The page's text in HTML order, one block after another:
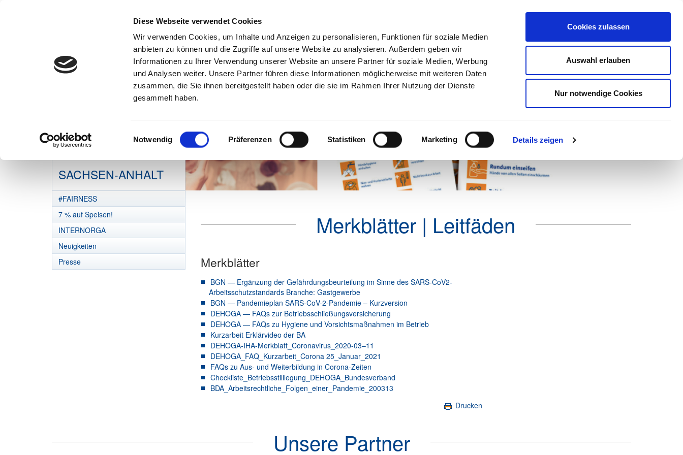
Diese Webseite verwendet Cookies
Wir verwenden Cookies, um Inhalte und Anzeigen zu personalisieren, Funktionen für soziale Medien
anbieten zu können und die Zugriffe auf unsere Website zu analysieren. Außerdem geben wir
Informationen zu Ihrer Verwendung unserer Website an unsere Partner für soziale Medien, Werbung
und Analysen weiter. Unsere Partner führen diese Informationen möglicherweise mit weiteren Daten
zusammen, die Sie ihnen bereitgestellt haben oder die sie im Rahmen Ihrer Nutzung der Dienste
gesammelt haben.
Einwilligungsauswahl
Notwendig Präferenzen Statistiken Marketing Details zeigen
Cookies zulassen
Auswahl erlauben
Nur notwendige Cookies
Aktuelles Über uns Marketing Mein DEHOGA
DEHOGA
SACHSEN-ANHALT
#FAIRNESS
7 % auf Speisen!
INTERNORGA
Neuigkeiten
Presse
Merkblätter | Leitfäden
Merkblätter
BGN — Ergänzung der Gefährdungsbeurteilung im Sinne des SARS-CoV2-
Arbeitsschutzstandards Branche: Gastgewerbe
BGN — Pandemieplan SARS-CoV-2-Pandemie – Kurzversion
DEHOGA — FAQs zur Betriebsschließungsversicherung
DEHOGA — FAQs zu Hygiene und Vorsichtsmaßnahmen im Betrieb
Kurzarbeit Erklärvideo der BA
DEHOGA-IHA-Merkblatt_Coronavirus_2020-03–11
DEHOGA_FAQ_Kurzarbeit_Corona 25_Januar_2021
FAQs zu Aus- und Weiterbildung in Corona-Zeiten
Checkliste_Betriebsstilllegung_DEHOGA_Bundesverband
BDA_Arbeitsrechtliche_Folgen_einer_Pandemie_200313
Drucken
Unsere Partner